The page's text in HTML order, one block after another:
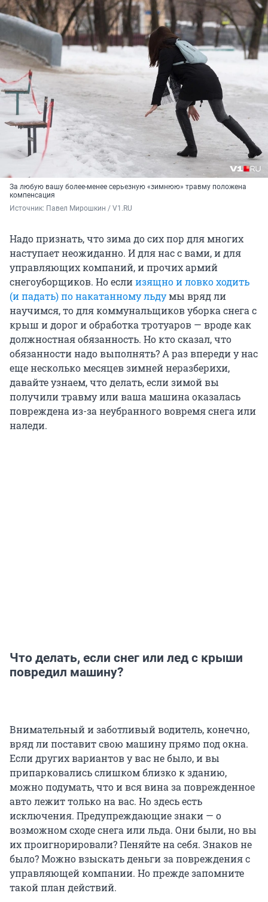
За любую вашу более-менее серьезную «зимнюю» травму положена
компенсация
Источник: Павел Мирошкин / V1.RU
Надо признать, что зима до сих пор для многих
наступает неожиданно. И для нас с вами, и для
управляющих компаний, и прочих армий
снегоуборщиков. Но еслиизящно и ловко ходить
(и падать) по накатанному льдумы вряд ли
научимся, то для коммунальщиков уборка снега с
крыш и дорог и обработка тротуаров — вроде как
должностная обязанность. Но кто сказал, что
обязанности надо выполнять? А раз впереди у нас
еще несколько месяцев зимней неразберихи,
давайте узнаем, что делать, если зимой вы
получили травму или ваша машина оказалась
повреждена из-за неубранного вовремя снега или
наледи.
Что делать, если снег или лед с крыши
повредил машину?
Внимательный и заботливый водитель, конечно,
вряд ли поставит свою машину прямо под окна.
Если других вариантов у вас не было, и вы
припарковались слишком близко к зданию,
можно подумать, что и вся вина за поврежденное
авто лежит только на вас. Но здесь есть
исключения. Предупреждающие знаки — о
возможном сходе снега или льда. Они были, но вы
их проигнорировали? Пеняйте на себя. Знаков не
было? Можно взыскать деньги за повреждения с
управляющей компании. Но прежде запомните
такой план действий.